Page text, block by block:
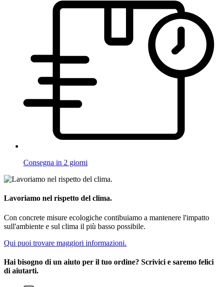
Consegna in 2 giorni
Lavoriamo nel rispetto del clima.
Con concrete misure ecologiche contibuiamo a mantenere l'impatto
sull'ambiente e sul clima il più basso possibile.
Qui puoi trovare maggiori informazioni.
Hai bisogno di un aiuto per il tuo ordine? Scrivici e saremo felici
di aiutarti.